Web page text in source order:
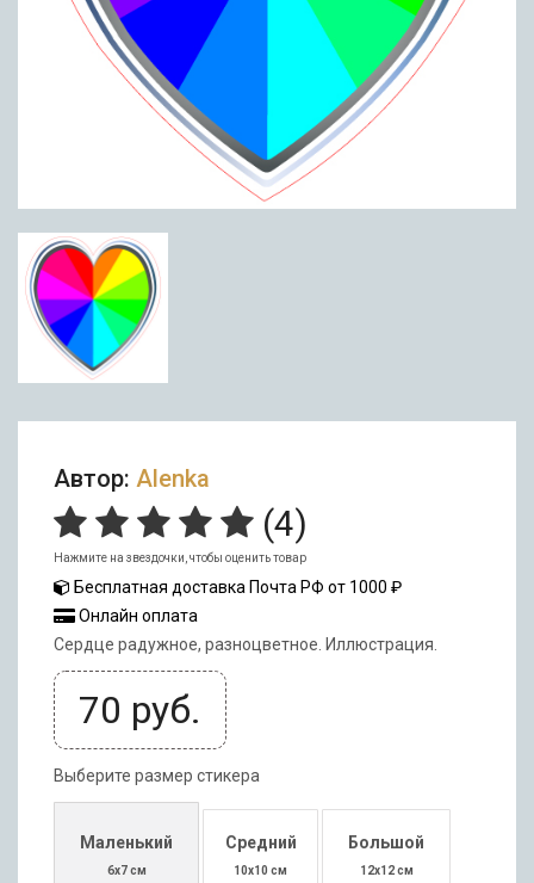
Автор: Alenka
(4)
Нажмите на звездочки, чтобы оценить товар
Бесплатная доставка Почта РФ от 1000 ₽
Онлайн оплата
Сердце радужное, разноцветное. Иллюстрация.
70 руб.
Выберите размер стикера
Маленький
6x7 см
Средний
10x10 см
Большой
12x12 см